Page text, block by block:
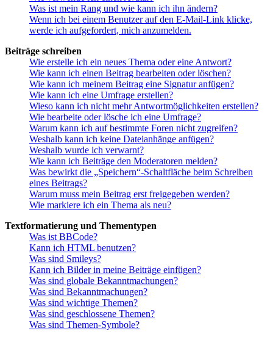
Was ist mein Rang und wie kann ich ihn ändern?
Wenn ich bei einem Benutzer auf den E-Mail-Link klicke,
werde ich aufgefordert, mich anzumelden.
Beiträge schreiben
Wie erstelle ich ein neues Thema oder eine Antwort?
Wie kann ich einen Beitrag bearbeiten oder löschen?
Wie kann ich meinem Beitrag eine Signatur anfügen?
Wie kann ich eine Umfrage erstellen?
Wieso kann ich nicht mehr Antwortmöglichkeiten erstellen?
Wie bearbeite oder lösche ich eine Umfrage?
Warum kann ich auf bestimmte Foren nicht zugreifen?
Weshalb kann ich keine Dateianhänge anfügen?
Weshalb wurde ich verwarnt?
Wie kann ich Beiträge den Moderatoren melden?
Was bewirkt die „Speichern“-Schaltfläche beim Schreiben
eines Beitrags?
Warum muss mein Beitrag erst freigegeben werden?
Wie markiere ich ein Thema als neu?
Textformatierung und Thementypen
Was ist BBCode?
Kann ich HTML benutzen?
Was sind Smileys?
Kann ich Bilder in meine Beiträge einfügen?
Was sind globale Bekanntmachungen?
Was sind Bekanntmachungen?
Was sind wichtige Themen?
Was sind geschlossene Themen?
Was sind Themen-Symbole?